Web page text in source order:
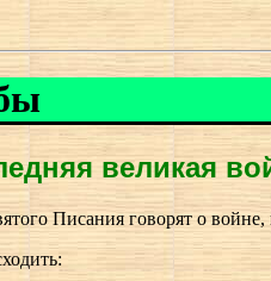
великая
Писания говорят о